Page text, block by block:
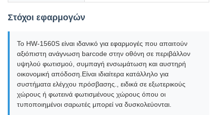
Στόχοι εφαρμογών
Το HW-1560S είναι ιδανικό για εφαρμογές που απαιτούν
αξιόπιστη ανάγνωση barcode στην οθόνη σε περιβάλλον
υψηλού φωτισμού, συμπαγή ενσωμάτωση και αυστηρή
οικονομική απόδοση.Είναι ιδιαίτερα κατάλληλο για
συστήματα ελέγχου πρόσβασης., ειδικά σε εξωτερικούς
χώρους ή φωτεινά φωτισμένους χώρους όπου οι
τυποποιημένοι σαρωτές μπορεί να δυσκολεύονται.